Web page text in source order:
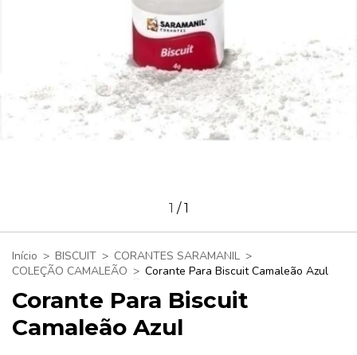
1 /1
Início > BISCUIT > CORANTES SARAMANIL >
COLEÇÃO CAMALEÃO > Corante Para Biscuit Camaleão Azul
Corante Para Biscuit
Camaleão Azul